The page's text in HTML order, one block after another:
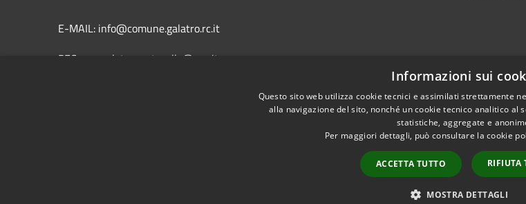
E-MAIL: info@comune.galatro.rc.it
PEC: comgalatro.protocollo@pec.it
Informazioni sui
Questo sito web utilizza cookie tecnici e assimilati strettamente
alla navigazione del sito, nonché un cookie tecnico analitico al
statistiche, aggregate e
Per maggiori dettagli, può consultare la cookie
ACCETTA TUTTO RIFIUTA
MOSTRA DETTAGLI